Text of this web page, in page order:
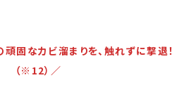
固なカビ溜まりを、触れずに撃退！
（※12）／